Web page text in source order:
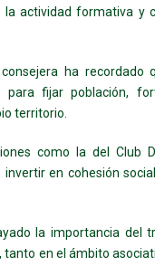
actividad formativa y
ha recordado
para fijar población,
territorio.
como la del Club
en cohesión
la importancia del
tanto en el ámbito